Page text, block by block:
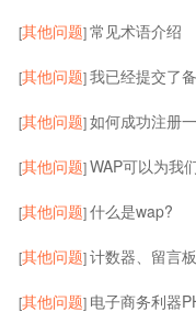
[其他问题]常见术语介绍
[其他问题]我已经提交了
[其他问题]如何成功注册
[其他问题]WAP可以为我
[其他问题]什么是wap?
[其他问题]计数器、留言
[其他问题] 电子商务利器